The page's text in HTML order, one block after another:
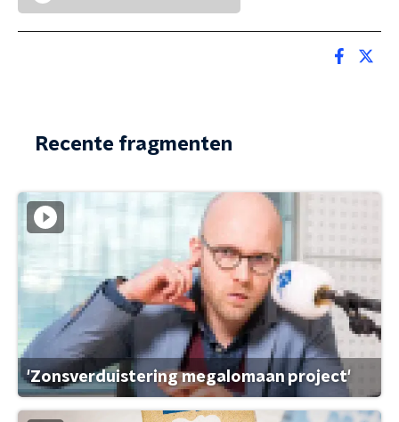
Recente fragmenten
'Zonsverduistering megalomaan project'